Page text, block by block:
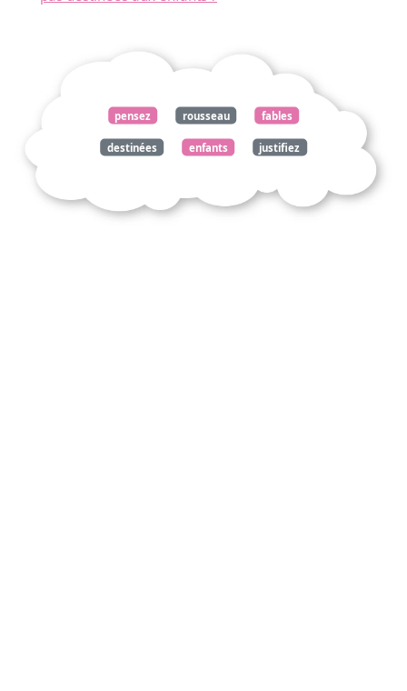
pensez rousseau fables
destinées enfants justifiez
connaissez